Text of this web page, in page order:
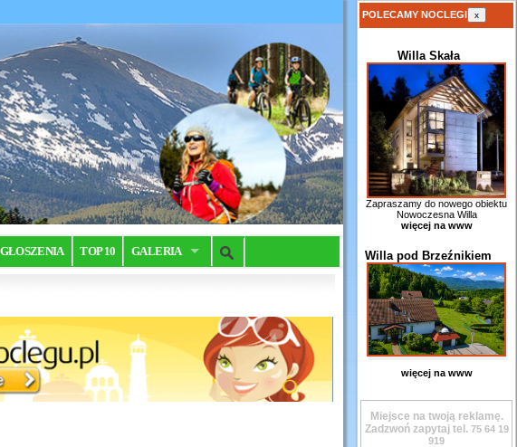
TOP 10 GALERIA
POLECAMY NOCLEGI x
Willa Skała
Zapraszamy do nowego obiektu
Nowoczesna Willa
więcej na www
Willa pod Brzeźnikiem
więcej na www
Miejsce na twoją reklamę.
Zadzwoń zapytaj tel. 75 64 19
919